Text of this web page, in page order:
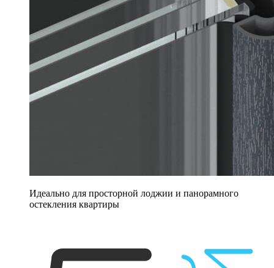
Идеально для просторной лоджии и панорамного
остекления квартиры